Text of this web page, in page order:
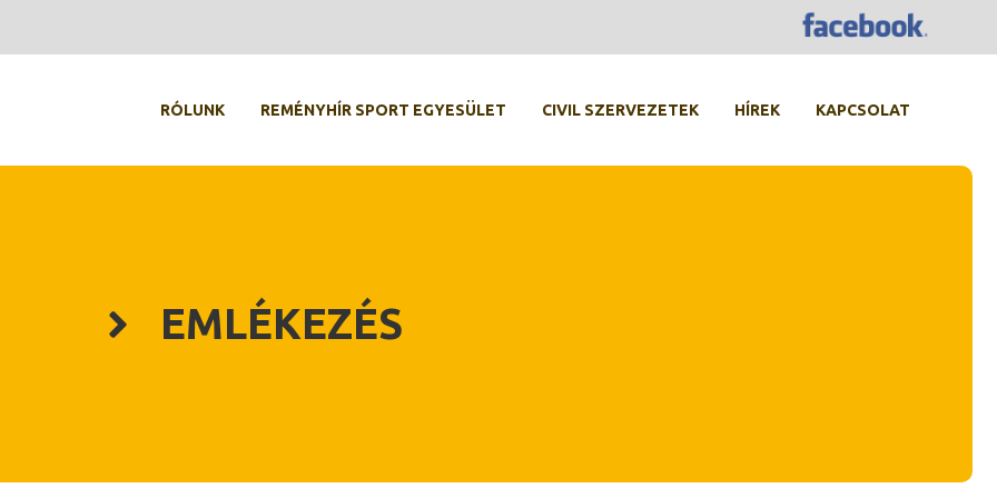
RÓLUNK REMÉNYHÍR SPORT EGYESÜLET CIVIL SZERVEZETEK HÍREK KAPCSOLAT
EMLÉKEZÉS